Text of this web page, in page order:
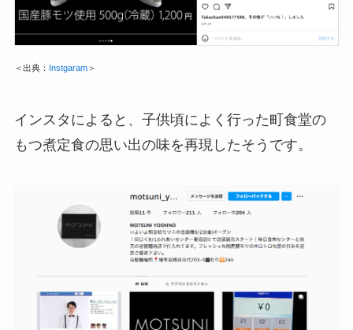
＜出典： Instgaram＞
インスタによると、子供頃によく行った町食堂の
もつ煮定食の思い出の味を再現したそうです。